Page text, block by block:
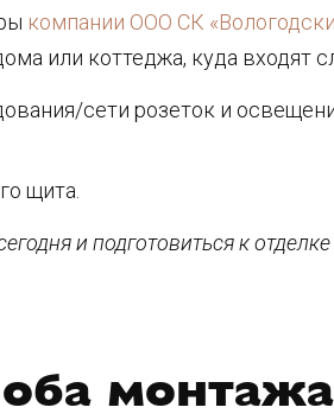
компании ООО СК
или коттеджа, куда входят
сети розеток и
щита.
и подготовиться к